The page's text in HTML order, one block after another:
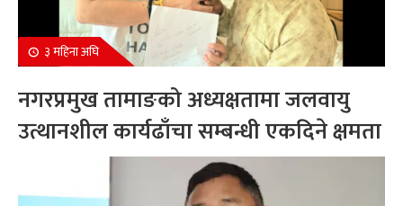
३ महिना अघि
नगरप्रमुख तामाङको अध्यक्षतामा जलवायु
उत्थानशील कार्यढाँचा सम्बन्धी एकदिने क्षमता
अभिवृद्धि कार्यक्रम सम्पन्न